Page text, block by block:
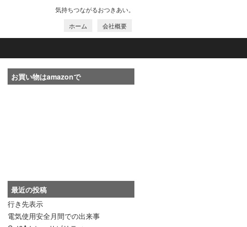
気持ちつながるおつきあい。
ホーム
会社概要
お買い物はamazonで
最近の投稿
行き先表示
電気使用安全月間での出来事